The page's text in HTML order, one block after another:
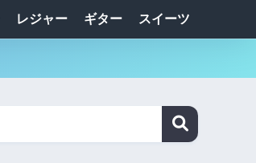
レジャー ギター スイーツ